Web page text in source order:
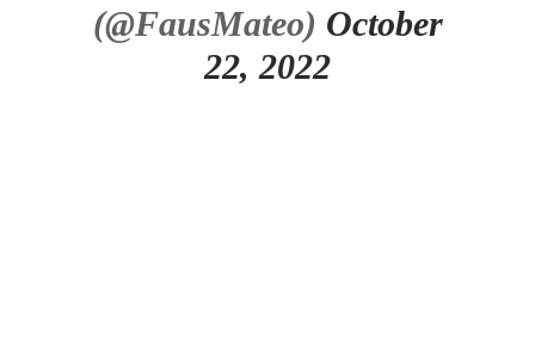
(@FausMateo) October
22, 2022